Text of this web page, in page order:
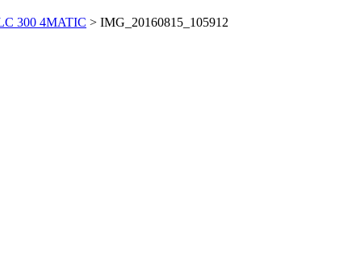
300 4MATIC > IMG_20160815_105912